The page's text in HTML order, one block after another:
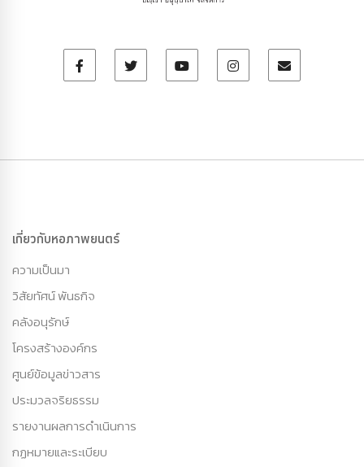
เกี่ยวกับหอภาพยนตร์
ความเป็นมา
วิสัยทัศน์ พันธกิจ
คลังอนุรักษ์
โครงสร้างองค์กร
ศูนย์ข้อมูลข่าวสาร
ประมวลจริยธรรม
รายงานผลการดำเนินการ
กฏหมายและระเบียบ